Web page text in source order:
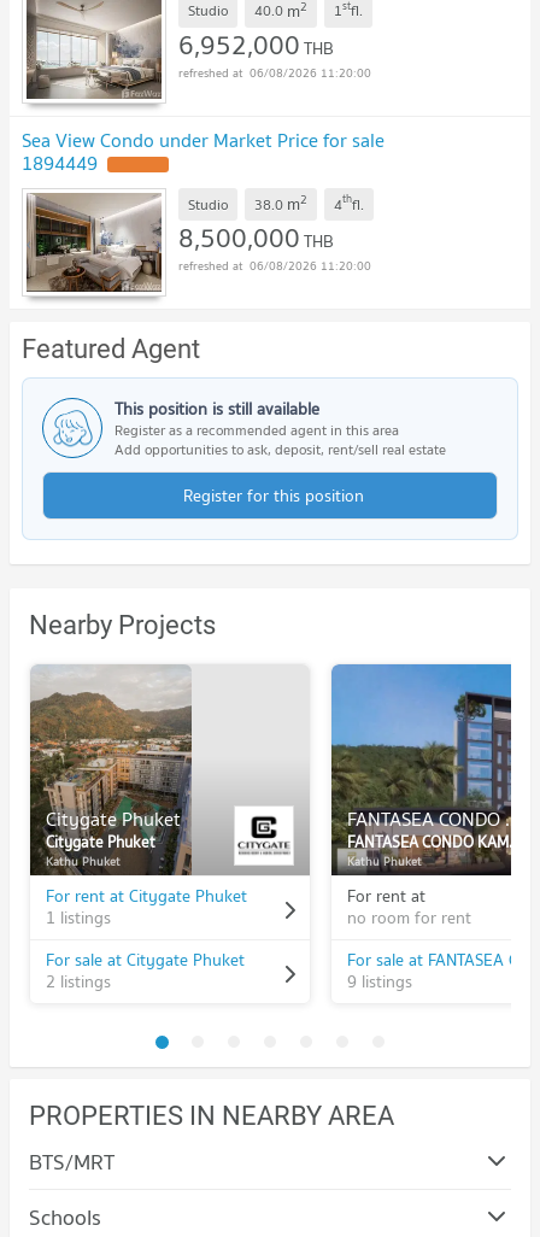
Studio 40.0 m2 1stfl.
6,952,000THB
06/08/2026 11:20:00
Sea View Condo under Market Price for sale
1894449
Studio 38.0 m2 4thfl.
8,500,000THB
06/08/2026 11:20:00
Featured Agent
This position is still available
Register as a recommended agent in this area
Add opportunities to ask, deposit, rent/sell real estate
Register for this position
Nearby Projects
Citygate Phuket
Citygate Phuket
Kathu Phuket
For rent at Citygate Phuket
1 listings
For sale at Citygate Phuket
2 listings
FANTASEA CONDO KAMALA
FANTASEA CONDO KAMALA
Kathu Phuket
For rent at
no room for rent
9 listings
PROPERTIES IN NEARBY AREA
BTS/MRT
Schools